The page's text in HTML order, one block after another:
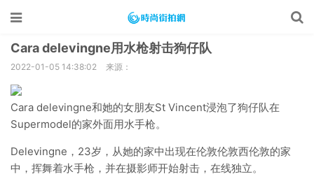
Cara delevingne用水枪射击狗仔队
2022-01-05 14:38:02 来源：
Cara delevingne和她的女朋友St Vincent浸泡了狗仔队在
Supermodel的家外面用水手枪。
Delevingne，23岁，从她的家中出现在伦敦伦敦西伦敦的家
中，挥舞着水手枪，并在摄影师开始射击，在线独立。